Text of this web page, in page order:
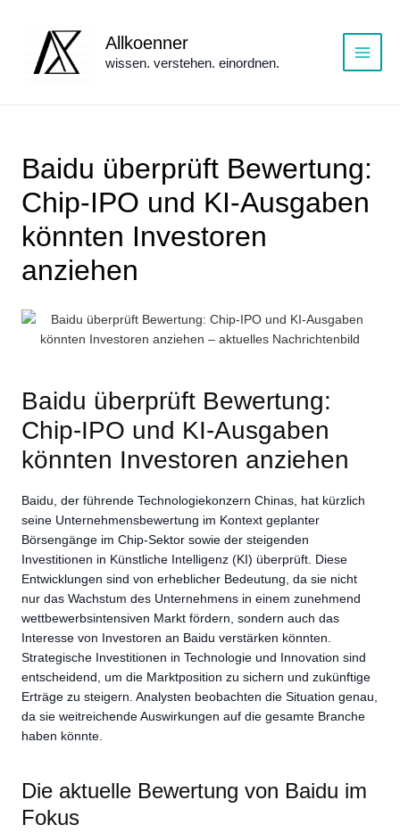
springen
Allkoenner
wissen. verstehen. einordnen.
Main
Baidu überprüft Bewertung:
Chip-IPO und KI-Ausgaben
könnten Investoren
anziehen
Baidu überprüft Bewertung:
Chip-IPO und KI-Ausgaben
könnten Investoren anziehen
Baidu, der führende Technologiekonzern Chinas, hat kürzlich
seine Unternehmensbewertung im Kontext geplanter
Börsengänge im Chip-Sektor sowie der steigenden
Investitionen in Künstliche Intelligenz (KI) überprüft. Diese
Entwicklungen sind von erheblicher Bedeutung, da sie nicht
nur das Wachstum des Unternehmens in einem zunehmend
wettbewerbsintensiven Markt fördern, sondern auch das
Interesse von Investoren an Baidu verstärken könnten.
Strategische Investitionen in Technologie und Innovation sind
entscheidend, um die Marktposition zu sichern und zukünftige
Erträge zu steigern. Analysten beobachten die Situation genau,
da sie weitreichende Auswirkungen auf die gesamte Branche
haben könnte.
Die aktuelle Bewertung von Baidu im
Fokus